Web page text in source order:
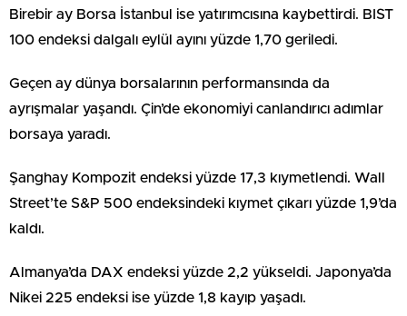
Birebir ay Borsa İstanbul ise yatırımcısına kaybettirdi. BIST
100 endeksi dalgalı eylül ayını yüzde 1,70 geriledi.
Geçen ay dünya borsalarının performansında da
ayrışmalar yaşandı. Çin’de ekonomiyi canlandırıcı adımlar
borsaya yaradı.
Şanghay Kompozit endeksi yüzde 17,3 kıymetlendi. Wall
Street’te S&P 500 endeksindeki kıymet çıkarı yüzde 1,9’da
kaldı.
Almanya’da DAX endeksi yüzde 2,2 yükseldi. Japonya’da
Nikei 225 endeksi ise yüzde 1,8 kayıp yaşadı.